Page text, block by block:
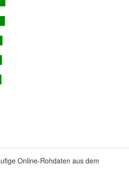
Online-Rohdaten aus dem